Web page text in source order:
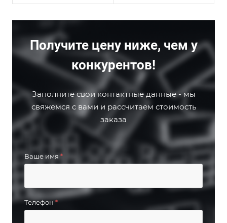
Получите цену ниже, чем у
конкурентов!
Заполните свои контактные данные - мы
свяжемся с вами и рассчитаем стоимость
заказа
Ваше имя *
Телефон*